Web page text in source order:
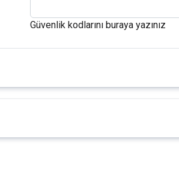
Güvenlik kodlarını buraya yazınız